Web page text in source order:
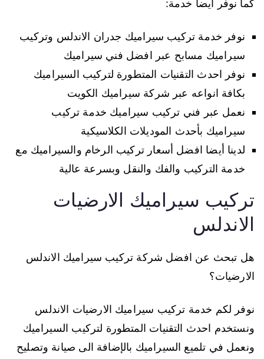
كما نوفر أيضا خدمة:
نوفر خدمة تركيب سيراميك جدران الاندلس وتركيب
سيراميك مسابح عبر افضل فني سيراميك
نوفر احدث التقنيات المتطورة لتركيب السيراميك
بكافة انواعه عبر شركة سيراميك الكويت
نعمل عبر فني تركيب سيراميك خدمة تركيب
سيراميك بأحدث الموديلات الكلاسيكية
لدينا أيضا افضل أسعار تركيب الرخام والسيراميك مع
خدمة التركيب والفك والنقل وبسرعة عالية
تركيب سيراميك الارضيات
الاندلس
هل تبحث عن افضل شركة تركيب سيراميك الاندلس
الارضيات؟
نوفر لكم خدمة تركيب سيراميك الارضيات الاندلس
ونستخدم احدث التقنيات المتطورة لتركيب السيراميك
ونعمل في تلميع السيراميك بالإضافة الى صيانة وتصليح